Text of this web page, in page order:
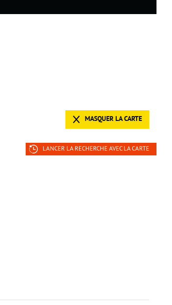
MASQUER LA CARTE
LANCER LA RECHERCHE AVEC LA CARTE